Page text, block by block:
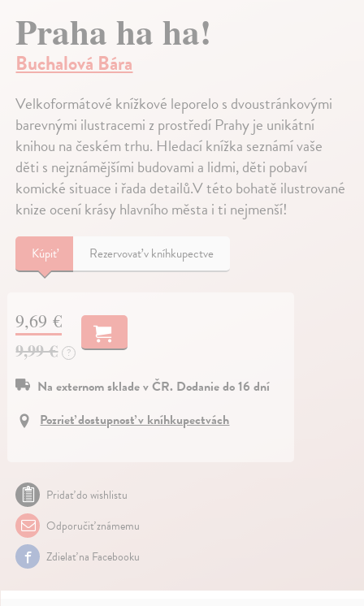
Praha ha ha!
Buchalová Bára
Velkoformátové knížkové leporelo s dvoustránkovými
barevnými ilustracemi z prostředí Prahy je unikátní
knihou na českém trhu. Hledací knížka seznámí vaše
děti s nejznámějšími budovami a lidmi, děti pobaví
komické situace i řada detailů.V této bohatě ilustrované
knize ocení krásy hlavního města i ti nejmenší!
Kúpiť Rezervovať v kníhkupectve
9,69 €
9,99 € ?
Na externom sklade v ČR. Dodanie do 16 dní
Pozrieť dostupnosť v kníhkupectvách
Pridať do wishlistu
Odporučiť známemu
Zdielať na Facebooku